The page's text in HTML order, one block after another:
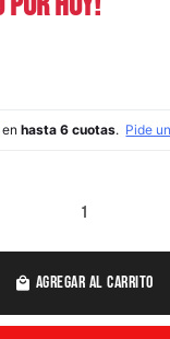
local_mall AGREGAR AL CARRITO